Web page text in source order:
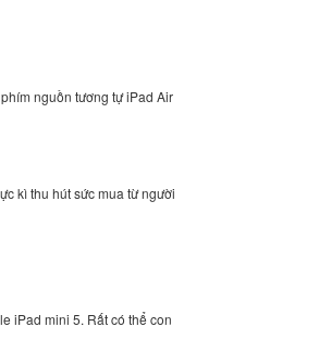
nguồn tương tự iPad Air
kì thu hút sức mua từ người
iPad mini 5. Rất có thể con